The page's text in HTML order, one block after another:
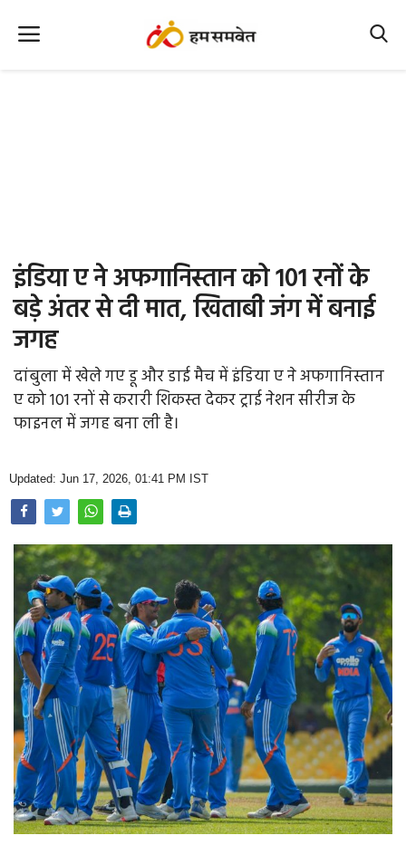
Office Office
Political Gossips
Farm & Food
Opinion
Photo Gallery
Home
इंडिया ए ने अफगानिस्तान को 101 रनों के
बड़े अंतर से दी मात, खिताबी जंग में बनाई
जगह
दांबुला में खेले गए डू और डाई मैच में इंडिया ए ने अफगानिस्तान
ए को 101 रनों से करारी शिकस्त देकर ट्राई नेशन सीरीज के
फाइनल में जगह बना ली है।
Updated: Jun 17, 2026, 01:41 PM IST